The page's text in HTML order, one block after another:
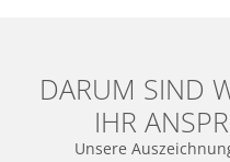
DARUM SIND
IHR
Unsere